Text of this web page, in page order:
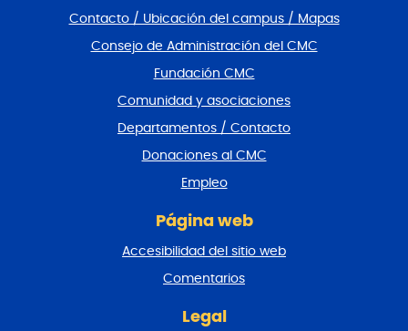
Contacto / Ubicación del campus / Mapas
Consejo de Administración del CMC
Fundación CMC
Comunidad y asociaciones
Departamentos / Contacto
Donaciones al CMC
Empleo
Página web
Accesibilidad del sitio web
Comentarios
Legal